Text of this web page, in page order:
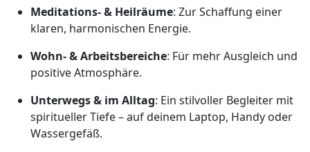
Meditations- & Heilräume: Zur Schaffung einer
klaren, harmonischen Energie.
Wohn- & Arbeitsbereiche: Für mehr Ausgleich und
positive Atmosphäre.
Unterwegs & im Alltag: Ein stilvoller Begleiter mit
spiritueller Tiefe – auf deinem Laptop, Handy oder
Wassergefäß.